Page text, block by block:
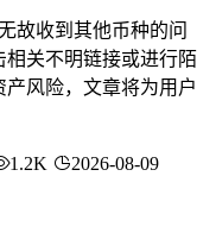
故收到其他币种的问
关不明链接或进行陌
风险，文章将为用户
1.2K 2026-08-09